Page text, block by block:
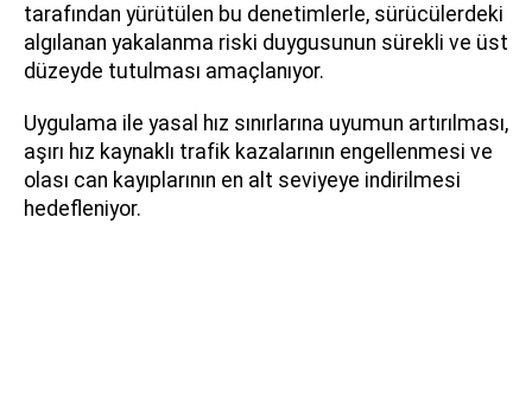
tarafından yürütülen bu denetimlerle, sürücülerdeki
algılanan yakalanma riski duygusunun sürekli ve üst
düzeyde tutulması amaçlanıyor.
Uygulama ile yasal hız sınırlarına uyumun artırılması,
aşırı hız kaynaklı trafik kazalarının engellenmesi ve
olası can kayıplarının en alt seviyeye indirilmesi
hedefleniyor.